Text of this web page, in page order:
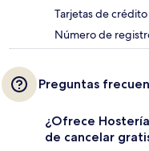
Tarjetas de
Número de
Preguntas
¿Ofrece
de cancelar